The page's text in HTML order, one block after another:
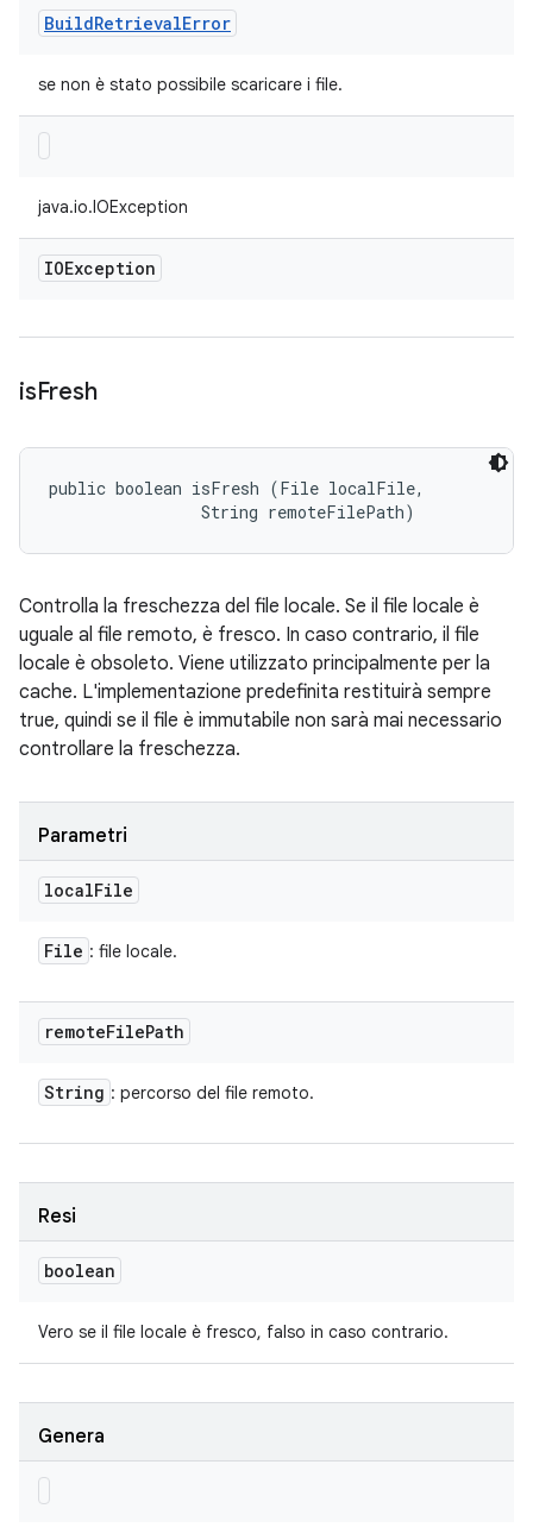
BuildRetrievalError
se non è stato possibile scaricare i file.
java.io.IOException
IOException
isFresh
public boolean isFresh (File localFile,
                String remoteFilePath)
Controlla la freschezza del file locale. Se il file locale è
uguale al file remoto, è fresco. In caso contrario, il file
locale è obsoleto. Viene utilizzato principalmente per la
cache. L'implementazione predefinita restituirà sempre
true, quindi se il file è immutabile non sarà mai necessario
controllare la freschezza.
Parametri
localFile
File : file locale.
remoteFilePath
String : percorso del file remoto.
Resi
boolean
Vero se il file locale è fresco, falso in caso contrario.
Genera